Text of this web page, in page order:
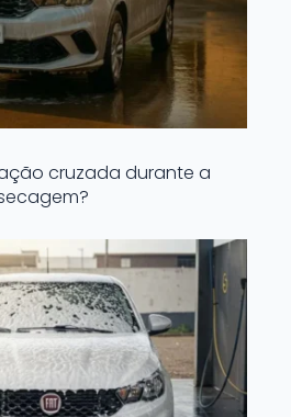
cruzada durante a